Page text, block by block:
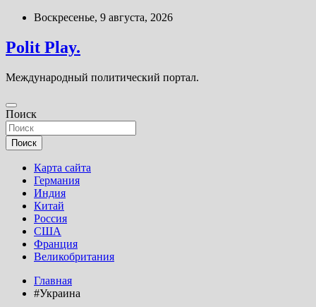
Перейти
содержимому
Воскресенье, 9 августа, 2026
Polit Play.
Международный политический портал.
Поиск
Поиск
Карта сайта
Германия
Индия
Китай
Россия
США
Франция
Великобритания
Главная
#Украина